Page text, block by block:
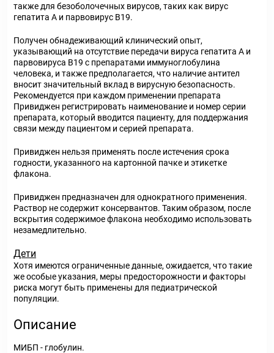
также для безоболочечных вирусов, таких как вирус
гепатита А и парвовирус В19.
Получен обнадеживающий клинический опыт,
указывающий на отсутствие передачи вируса гепатита А и
парвовируса В19 с препаратами иммуноглобулина
человека, и также предполагается, что наличие антител
вносит значительный вклад в вирусную безопасность.
Рекомендуется при каждом применении препарата
Привиджен регистрировать наименование и номер серии
препарата, который вводится пациенту, для поддержания
связи между пациентом и серией препарата.
Привиджен нельзя применять после истечения срока
годности, указанного на картонной пачке и этикетке
флакона.
Привиджен предназначен для однократного применения.
Раствор не содержит консервантов. Таким образом, после
вскрытия содержимое флакона необходимо использовать
незамедлительно.
Дети
Хотя имеются ограниченные данные, ожидается, что такие
же особые указания, меры предосторожности и факторы
риска могут быть применены для педиатрической
популяции.
Описание
МИБП - глобулин.